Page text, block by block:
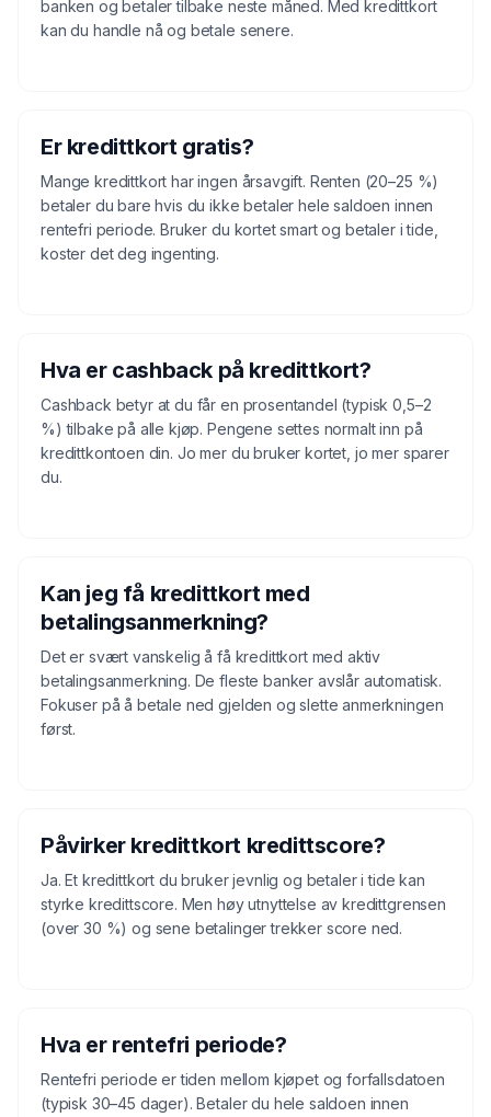
banken og betaler tilbake neste måned. Med kredittkort
kan du handle nå og betale senere.
Er kredittkort gratis?
Mange kredittkort har ingen årsavgift. Renten (20–25 %)
betaler du bare hvis du ikke betaler hele saldoen innen
rentefri periode. Bruker du kortet smart og betaler i tide,
koster det deg ingenting.
Hva er cashback på kredittkort?
Cashback betyr at du får en prosentandel (typisk 0,5–2
%) tilbake på alle kjøp. Pengene settes normalt inn på
kredittkontoen din. Jo mer du bruker kortet, jo mer sparer
du.
Kan jeg få kredittkort med
betalingsanmerkning?
Det er svært vanskelig å få kredittkort med aktiv
betalingsanmerkning. De fleste banker avslår automatisk.
Fokuser på å betale ned gjelden og slette anmerkningen
først.
Påvirker kredittkort kredittscore?
Ja. Et kredittkort du bruker jevnlig og betaler i tide kan
styrke kredittscore. Men høy utnyttelse av kredittgrensen
(over 30 %) og sene betalinger trekker score ned.
Hva er rentefri periode?
Rentefri periode er tiden mellom kjøpet og forfallsdatoen
(typisk 30–45 dager). Betaler du hele saldoen innen